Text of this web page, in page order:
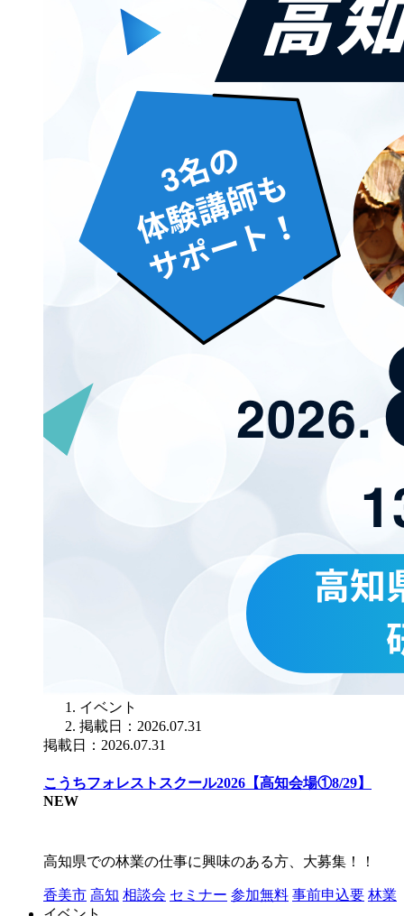
イベント
掲載日：2026.07.31
掲載日：2026.07.31
こうちフォレストスクール2026【高知会場①8/29】
NEW
高知県での林業の仕事に興味のある方、大募集！！
香美市 高知 相談会 セミナー 参加無料 事前申込要 林業